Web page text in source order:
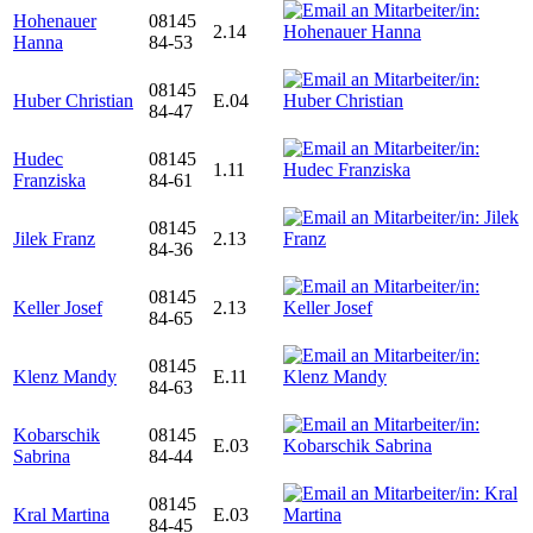
Hohenauer
Hanna
08145
84-53
2.14
Huber Christian
08145
84-47
E.04
Hudec
Franziska
08145
84-61
1.11
Jilek Franz
08145
84-36
2.13
Keller Josef
08145
84-65
2.13
Klenz Mandy
08145
84-63
E.11
Kobarschik
Sabrina
08145
84-44
E.03
Kral Martina
08145
84-45
E.03